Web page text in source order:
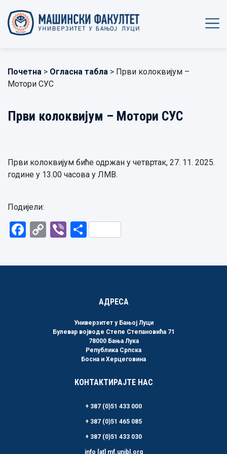
Почетна > Огласна табла > Први колоквијум –
Мотори СУС
Први колоквијум – Мотори СУС
Први колоквијум биће одржан у четвртак, 27. 11. 2025.
године у 13.00 часова у ЛМВ.
Подијели:
Facebook
CopyViberShare
АДРЕСА
Универзитет у Бањој Луци
Булевар војводе Степе Степановића 71
78000 Бања Лука
Република Српска
Босна и Херцеговина
КОНТАКТИРАЈТЕ НАС
+ 387 (0)51 433 000
+ 387 (0)51 465 085
+ 387 (0)51 433 030
info [at] mf.unibl.org